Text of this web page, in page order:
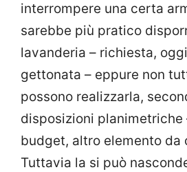
interrompere una certa
sarebbe più pratico
lavanderia – richiesta,
gettonata – eppure non
possono realizzarla,
disposizioni planimetriche
budget, altro elemento da
Tuttavia la si può